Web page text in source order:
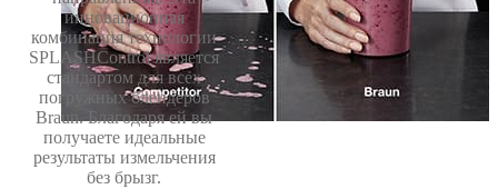
инновационная
комбинация технологии
SPLASHControl является
стандартом для всех
погружных блендеров
Braun. Благодаря ей вы
получаете идеальные
результаты измельчения
без брызг.